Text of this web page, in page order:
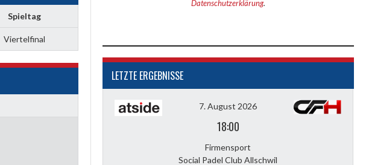
Spieltag
Viertelfinal
Datenschutzerklärung.
LETZTE ERGEBNISSE
7. August 2026
18:00
Firmensport
Social Padel Club Allschwil